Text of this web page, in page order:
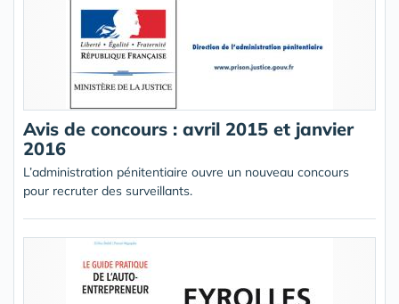
Avis de concours : avril 2015 et janvier
2016
L’administration pénitentiaire ouvre un nouveau concours
pour recruter des surveillants.